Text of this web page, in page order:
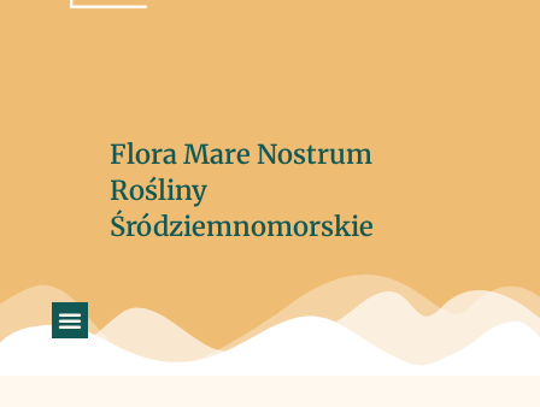
Flora Mare Nostrum
Rośliny
Śródziemnomorskie